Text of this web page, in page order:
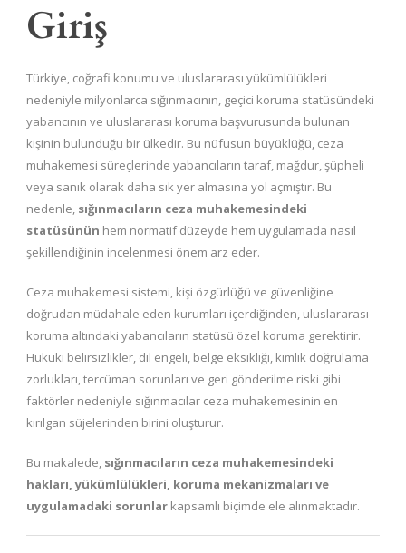
Giriş
Türkiye, coğrafi konumu ve uluslararası yükümlülükleri
nedeniyle milyonlarca sığınmacının, geçici koruma statüsündeki
yabancının ve uluslararası koruma başvurusunda bulunan
kişinin bulunduğu bir ülkedir. Bu nüfusun büyüklüğü, ceza
muhakemesi süreçlerinde yabancıların taraf, mağdur, şüpheli
veya sanık olarak daha sık yer almasına yol açmıştır. Bu
nedenle, sığınmacıların ceza muhakemesindeki
statüsünün hem normatif düzeyde hem uygulamada nasıl
şekillendiğinin incelenmesi önem arz eder.
Ceza muhakemesi sistemi, kişi özgürlüğü ve güvenliğine
doğrudan müdahale eden kurumları içerdiğinden, uluslararası
koruma altındaki yabancıların statüsü özel koruma gerektirir.
Hukuki belirsizlikler, dil engeli, belge eksikliği, kimlik doğrulama
zorlukları, tercüman sorunları ve geri gönderilme riski gibi
faktörler nedeniyle sığınmacılar ceza muhakemesinin en
kırılgan süjelerinden birini oluşturur.
Bu makalede, sığınmacıların ceza muhakemesindeki
hakları, yükümlülükleri, koruma mekanizmaları ve
uygulamadaki sorunlar kapsamlı biçimde ele alınmaktadır.